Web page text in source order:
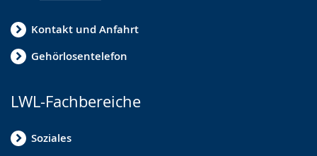
Kontakt und Anfahrt
Gehörlosentelefon
LWL-Fachbereiche
Soziales